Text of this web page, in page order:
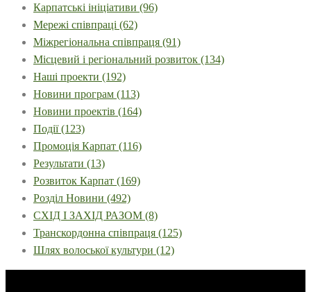
Карпатські ініціативи (96)
Мережі співпраці (62)
Міжрегіональна співпраця (91)
Місцевий і регіональний розвиток (134)
Наші проекти (192)
Новини програм (113)
Новини проектів (164)
Події(123)
Промоція Карпат (116)
Результати (13)
Розвиток Карпат (169)
Розділ Новини (492)
СХІД І ЗАХІД РАЗОМ (8)
Транскордонна співпраця (125)
Шлях волоської культури (12)